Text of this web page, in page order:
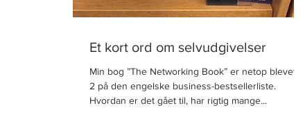
Et kort ord om selvudgivelser
Min bog ”The Networking Book” er netop blevet nr.
2 på den engelske business-bestsellerliste.
Hvordan er det gået til, har rigtig mange...